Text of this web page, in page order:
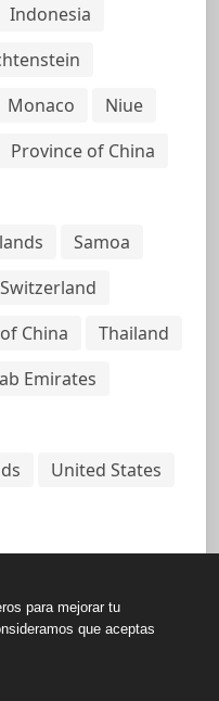
Indonesia
Monaco
Niue
Province of China
Samoa
Switzerland
China
Thailand
Emirates
United States
reserved.
para mejorar tu
que aceptas